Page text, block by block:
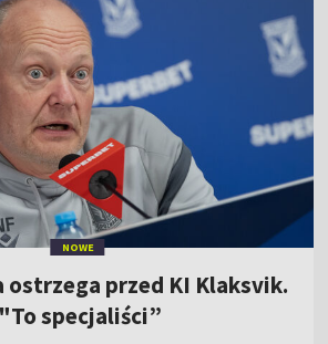
NOWE
ostrzega przed KI Klaksvik.
"To specjaliści”